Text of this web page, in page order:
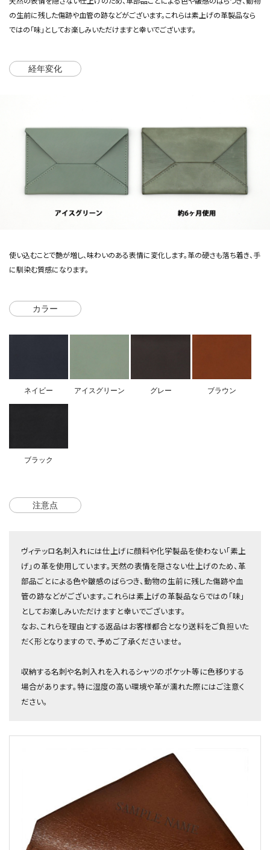
の生前に残した傷跡や血管の跡などがございます。これらは素上げの革製品なら
ではの「味」としてお楽しみいただけますと幸いでございます。
経年変化
使い込むことで艶が増し、味わいのある表情に変化します。革の硬さも落ち着き、手
に馴染む質感になります。
カラー
ネイビー アイスグリーン グレー ブラウン
ブラック
注意点
ヴィテッロ名刺入れには仕上げに顔料や化学製品を使わない「素上
げ」の革を使用しています。天然の表情を隠さない仕上げのため、革
部品ごとによる色や皺感のばらつき、動物の生前に残した傷跡や血
管の跡などがございます。これらは素上げの革製品ならではの「味」
としてお楽しみいただけますと幸いでございます。
なお、これらを理由とする返品はお客様都合となり送料をご負担いた
だく形となりますので、予めご了承くださいませ。
収納する名刺や名刺入れを入れるシャツのポケット等に色移りする
場合があります。特に湿度の高い環境や革が濡れた際にはご注意く
ださい。